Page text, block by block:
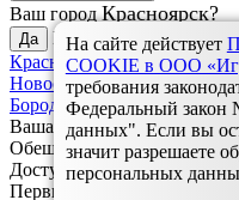
Ваш городКрасноярск?
Да
Выбрать другой:
Красноярск Дивногорск
Новоселово, Балахта
Бородино Заозерный Уяр,
Ваша заявка успешно
Обещанный платёж
Доступ на вашем лицевом
Первый обещанный
На сайте действует
COOKIE в ООО
требования
Федеральный
данных". Если вы
значит разрешаете
персональных